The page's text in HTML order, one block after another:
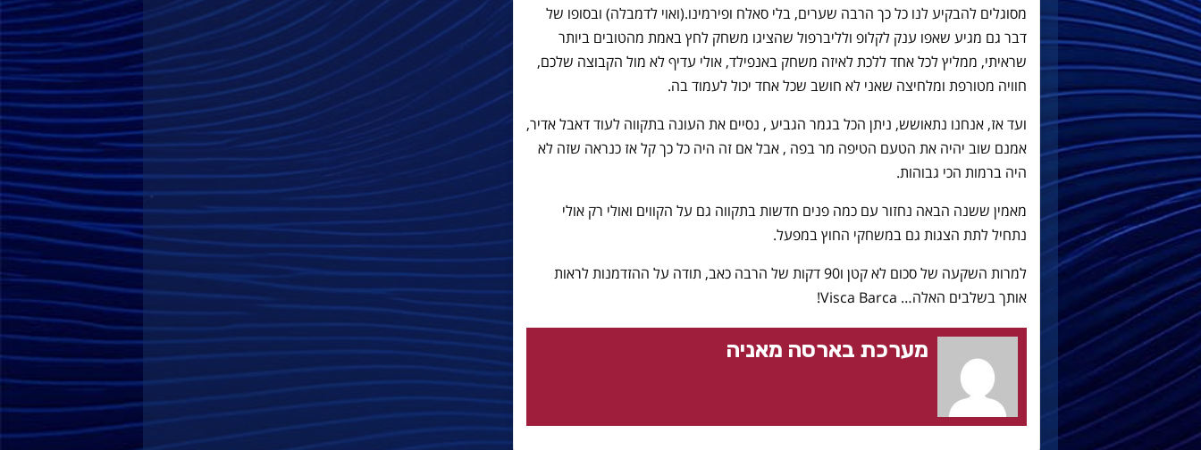
מסוגלים להבקיע לנו כל כך הרבה שערים, בלי סאלח ופירמינו.(ואוי לדמבלה) ובסופו של
דבר גם מגיע שאפו ענק לקלופ ולליברפול שהציגו משחק לחץ באמת מהטובים ביותר
שראיתי, ממליץ לכל אחד ללכת לאיזה משחק באנפילד, אולי עדיף לא מול הקבוצה שלכם,
חוויה מטורפת ומלחיצה שאני לא חושב שכל אחד יכול לעמוד בה.
ועד אז, אנחנו נתאושש, ניתן הכל בגמר הגביע , נסיים את העונה בתקווה לעוד דאבל אדיר,
אמנם שוב יהיה את הטעם הטיפה מר בפה , אבל אם זה היה כל כך קל אז כנראה שזה לא
היה ברמות הכי גבוהות.
מאמין ששנה הבאה נחזור עם כמה פנים חדשות בתקווה גם על הקווים ואולי רק אולי
נתחיל לתת הצגות גם במשחקי החוץ במפעל.
למרות השקעה של סכום לא קטן ו90 דקות של הרבה כאב, תודה על ההזדמנות לראות
אותך בשלבים האלה… Visca Barca!
מערכת בארסה מאניה